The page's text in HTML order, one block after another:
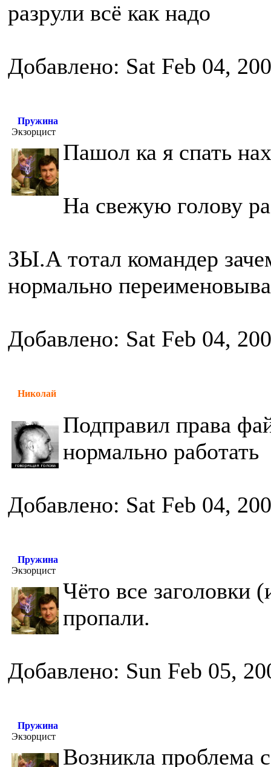
разрули всё как надо
Добавлено: Sat Feb 04,
Пружина
Экзорцист
Пашол ка я спать нах
На свежую голову
ЗЫ.А тотал командер
нормально
Добавлено: Sat Feb 04,
Николай
Подправил права
нормально работать
Добавлено: Sat Feb 04,
Пружина
Экзорцист
Чёто все заголовки
пропали.
Добавлено: Sun Feb 05,
Пружина
Экзорцист
Возникла проблема